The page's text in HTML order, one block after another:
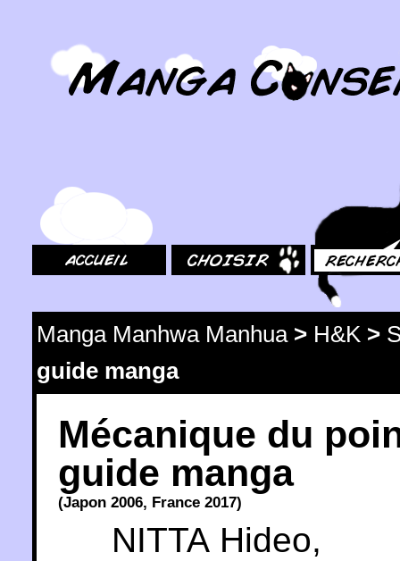
Manga Manhwa Manhua> H&K >
guide manga
Mécanique du
guide manga
(Japon 2006, France 2017)
NITTA Hideo,